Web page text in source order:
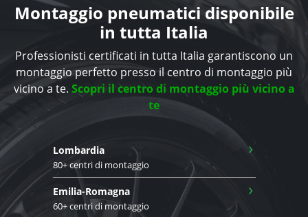
Montaggio pneumatici disponibile
in tutta Italia
Professionisti certificati in tutta Italia garantiscono un
montaggio perfetto presso il centro di montaggio più
vicino a te. Scopri il centro di montaggio più vicino a
te
Lombardia
80+ centri di montaggio
›
Emilia-Romagna
60+ centri di montaggio
›